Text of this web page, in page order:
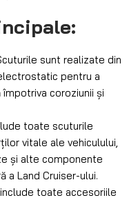
sunt realizate din
pentru a
coroziunii și
toate scuturile
vitale ale vehiculului,
și alte componente
a Land Cruiser-ului.
toate accesoriile